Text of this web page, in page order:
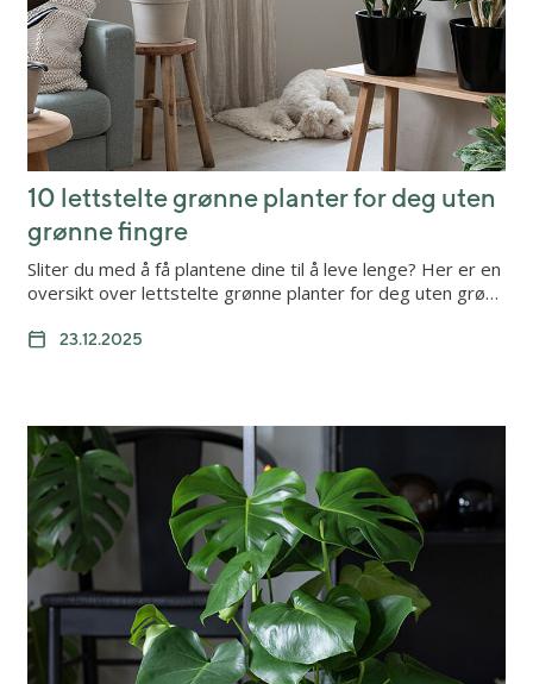
10 lettstelte grønne planter for deg uten
grønne fingre
Sliter du med å få plantene dine til å leve lenge? Her er en
oversikt over lettstelte grønne planter for deg uten grø…
23.12.2025